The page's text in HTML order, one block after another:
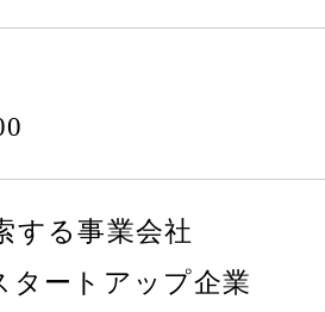
する事業会社
タートアップ企業